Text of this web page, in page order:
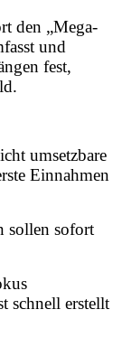
den „Mega-
und
fest,
umsetzbare
Einnahmen
sollen sofort
schnell erstellt